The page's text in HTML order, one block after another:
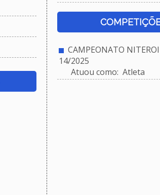
CAMPEONATO
14/2025
Atuou como: Atleta